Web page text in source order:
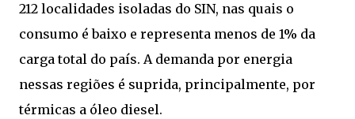
212 localidades isoladas do SIN, nas quais o
consumo é baixo e representa menos de 1% da
carga total do país. A demanda por energia
nessas regiões é suprida, principalmente, por
térmicas a óleo diesel.